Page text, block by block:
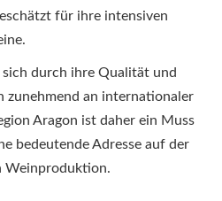
für ihre intensiven
durch ihre Qualität und
zunehmend an internationaler
Aragon ist daher ein Muss
bedeutende Adresse auf der
Weinproduktion.